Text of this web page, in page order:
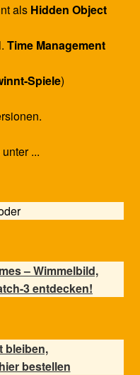
als Hidden Object
Time Management
Spiele)
...
– Wimmelbild,
3 entdecken!
bleiben,
bestellen